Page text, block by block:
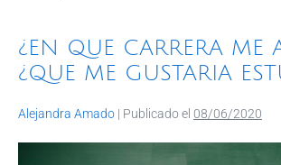
¿EN QUE CARRERA ME
¿QUE ME GUSTARIA
Alejandra Amado | Publicado el 08/06/2020